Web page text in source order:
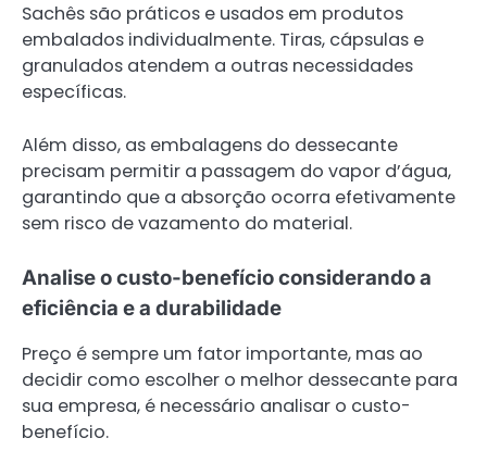
Sachês são práticos e usados em produtos
embalados individualmente. Tiras, cápsulas e
granulados atendem a outras necessidades
específicas.
Além disso, as embalagens do dessecante
precisam permitir a passagem do vapor d’água,
garantindo que a absorção ocorra efetivamente
sem risco de vazamento do material.
Analise o custo-benefício considerando a
eficiência e a durabilidade
Preço é sempre um fator importante, mas ao
decidir como escolher o melhor dessecante para
sua empresa, é necessário analisar o custo-
benefício.